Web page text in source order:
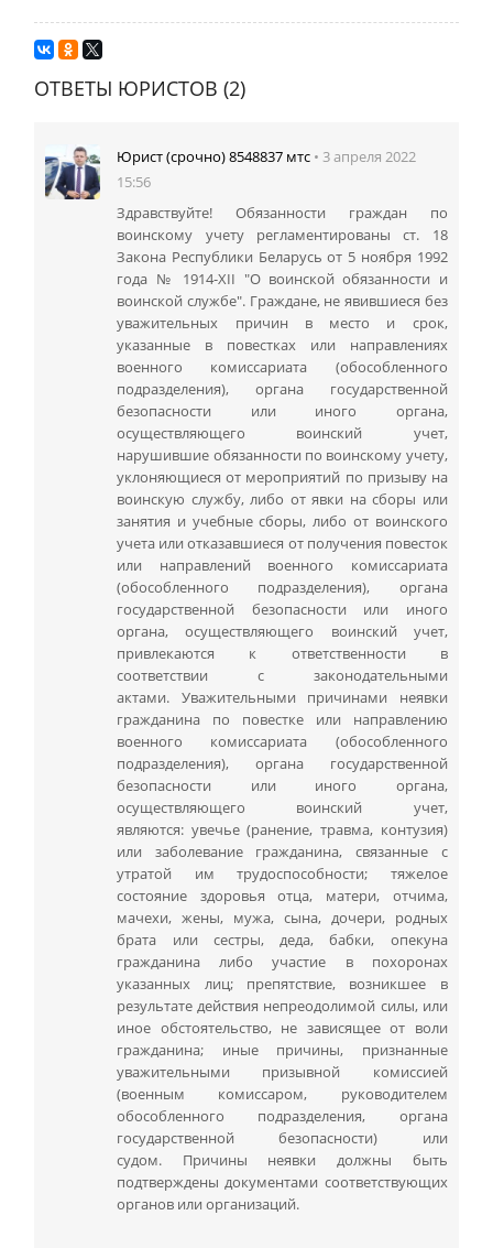
ОТВЕТЫ ЮРИСТОВ (2)
Юрист (срочно) 8548837 мтс • 3 апреля 2022
15:56
Здравствуйте! Обязанности граждан по
воинскому учету регламентированы ст. 18
Закона Республики Беларусь от 5 ноября 1992
года № 1914-XII "О воинской обязанности и
воинской службе". Граждане, не явившиеся без
уважительных причин в место и срок,
указанные в повестках или направлениях
военного комиссариата (обособленного
подразделения), органа государственной
безопасности или иного органа,
осуществляющего воинский учет,
нарушившие обязанности по воинскому учету,
уклоняющиеся от мероприятий по призыву на
воинскую службу, либо от явки на сборы или
занятия и учебные сборы, либо от воинского
учета или отказавшиеся от получения повесток
или направлений военного комиссариата
(обособленного подразделения), органа
государственной безопасности или иного
органа, осуществляющего воинский учет,
привлекаются к ответственности в
соответствии с законодательными
актами. Уважительными причинами неявки
гражданина по повестке или направлению
военного комиссариата (обособленного
подразделения), органа государственной
безопасности или иного органа,
осуществляющего воинский учет,
являются: увечье (ранение, травма, контузия)
или заболевание гражданина, связанные с
утратой им трудоспособности; тяжелое
состояние здоровья отца, матери, отчима,
мачехи, жены, мужа, сына, дочери, родных
брата или сестры, деда, бабки, опекуна
гражданина либо участие в похоронах
указанных лиц; препятствие, возникшее в
результате действия непреодолимой силы, или
иное обстоятельство, не зависящее от воли
гражданина; иные причины, признанные
уважительными призывной комиссией
(военным комиссаром, руководителем
обособленного подразделения, органа
государственной безопасности) или
судом. Причины неявки должны быть
подтверждены документами соответствующих
органов или организаций.